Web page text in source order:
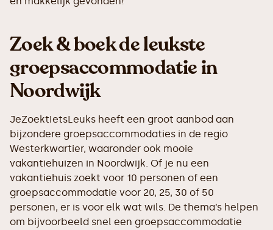
Zoek & boek de leukste
groepsaccommodatie in
Noordwijk
JeZoektIetsLeuks heeft een groot aanbod aan
bijzondere groepsaccommodaties in de regio
Westerkwartier, waaronder ook mooie
vakantiehuizen in Noordwijk. Of je nu een
vakantiehuis zoekt voor 10 personen of een
groepsaccommodatie voor 20, 25, 30 of 50
personen, er is voor elk wat wils. De thema’s helpen
om bijvoorbeeld snel een groepsaccommodatie